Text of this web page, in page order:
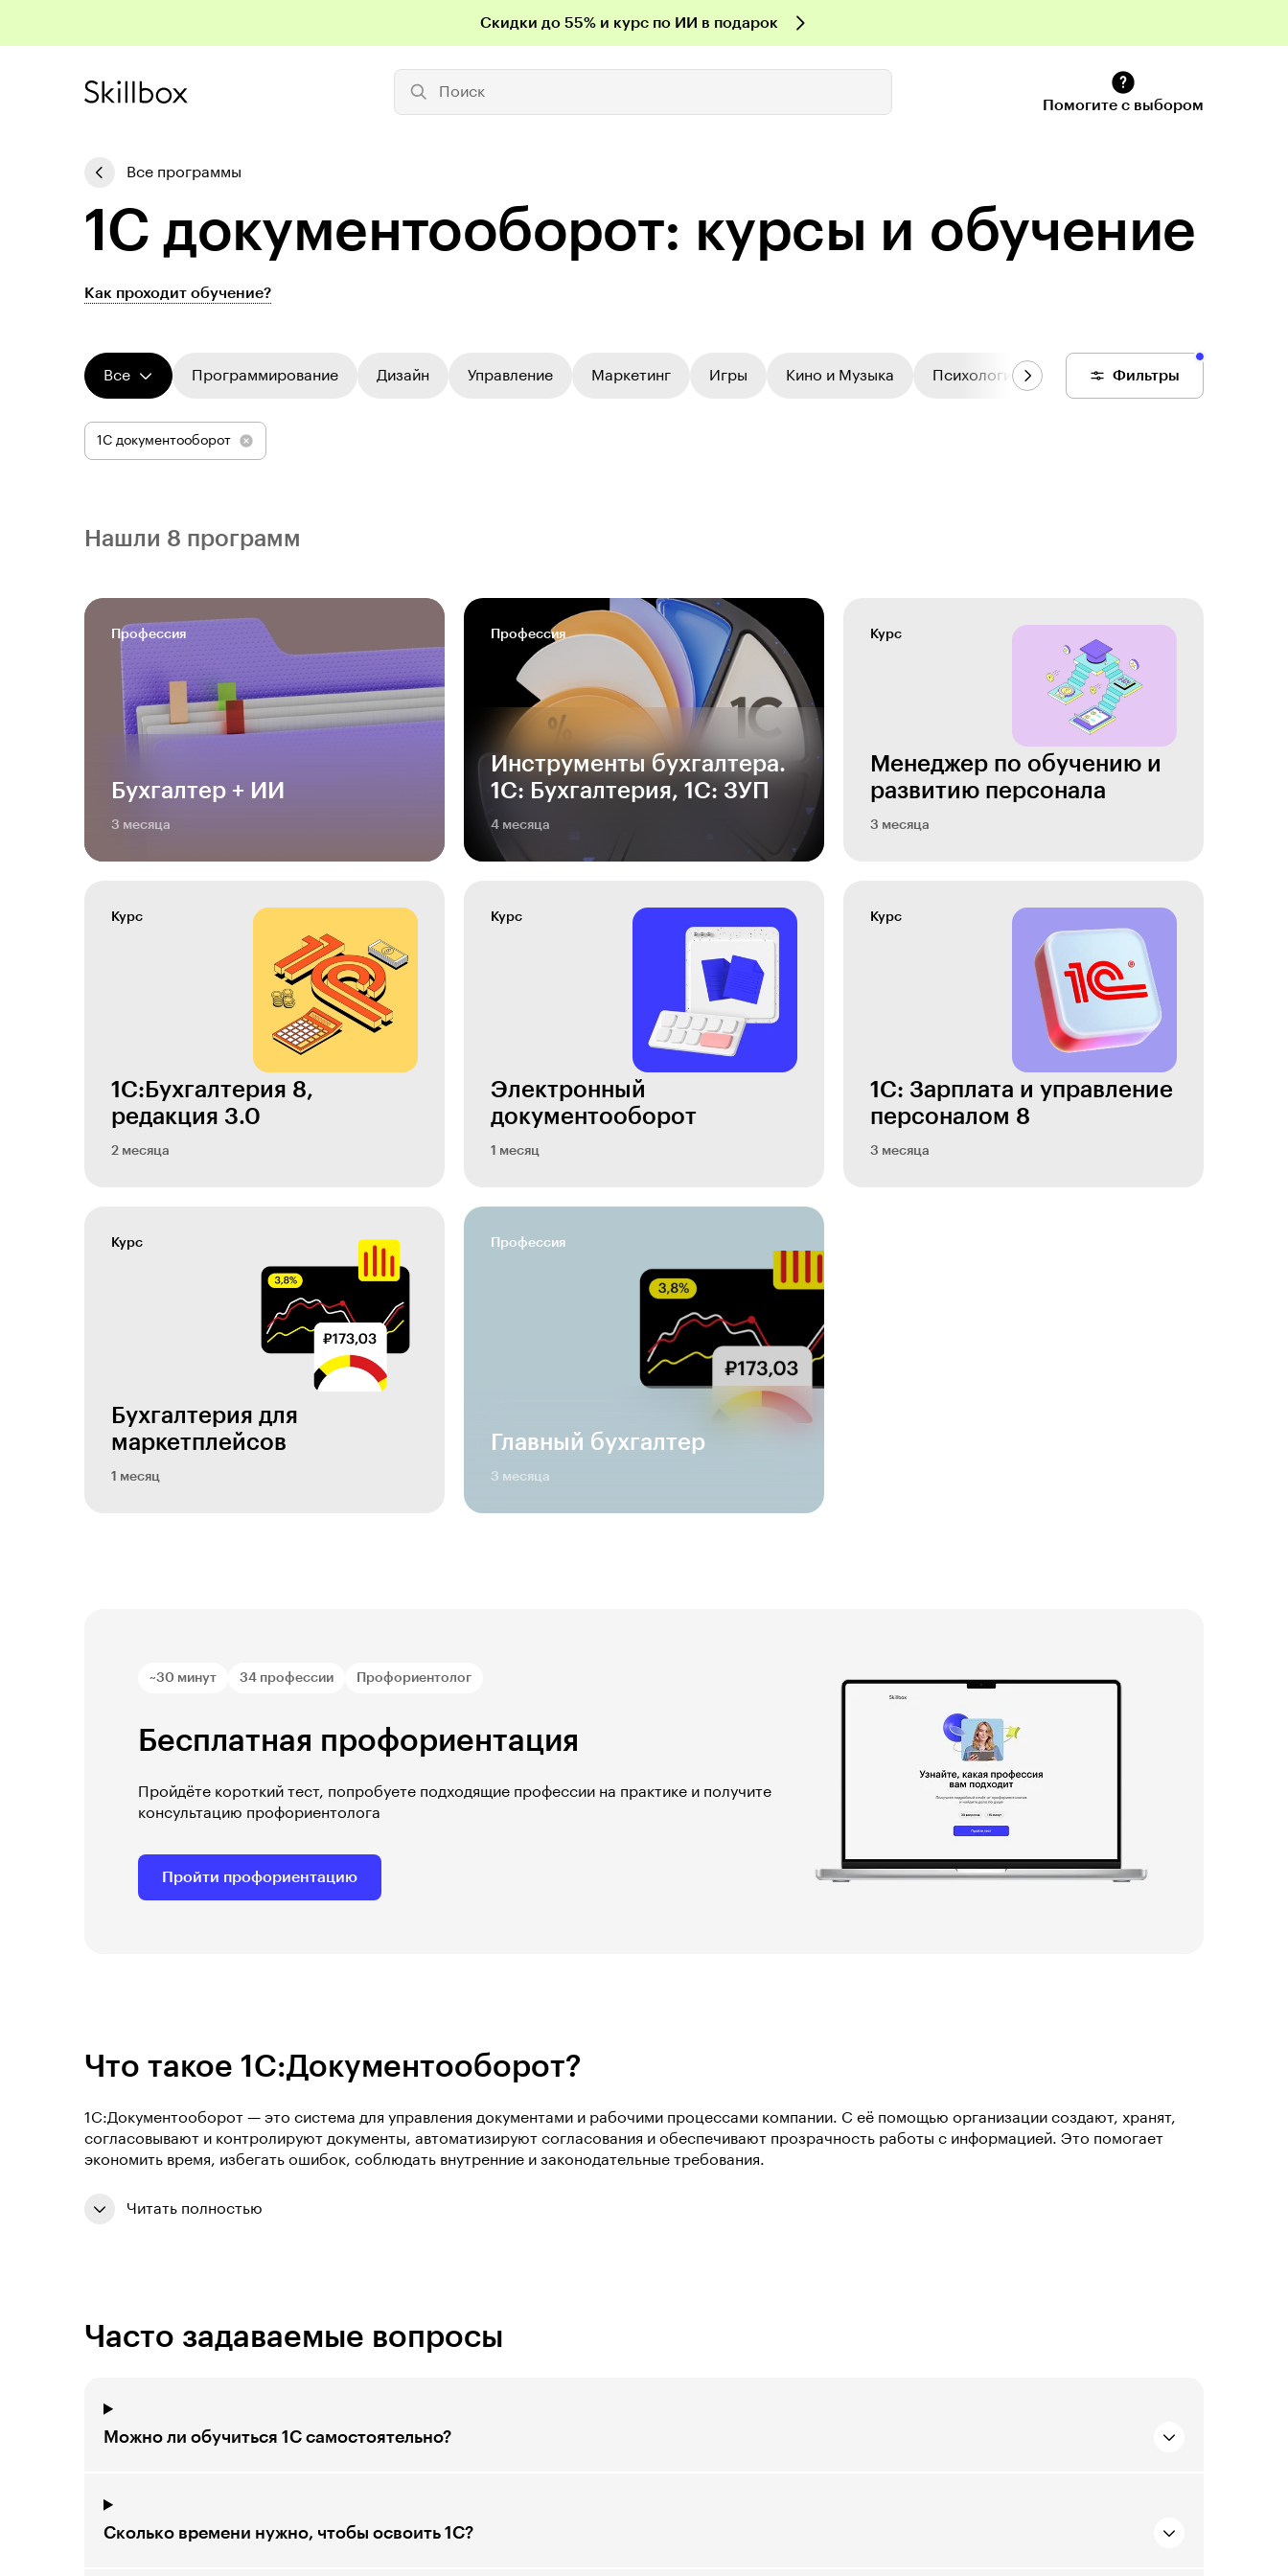
Скидки до 55% и курс по ИИ в подарок
Поиск
Помогите с выбором
Все программы
1С до­ку­мен­то­обо­рот: курсы и обучение
Как проходит обучение?
Фильтры
Все Программирование Дизайн Управление Маркетинг Игры Кино и Музыка Психология Цифровой колледж
1С документооборот
Нашли 8 программ
Профессия
Бухгалтер + ИИ
3 месяца
Профессия
Инструменты бухгалтера.
1С: Бухгалтерия, 1С: ЗУП
4 месяца
Курс
Менеджер по обучению и
развитию персонала
3 месяца
Курс
1С:Бухгалтерия 8,
редакция 3.0
2 месяца
Курс
Электронный
документооборот
1 месяц
Курс
1С: Зарплата и управление
персоналом 8
3 месяца
Курс
Бухгалтерия для
маркетплейсов
1 месяц
Профессия
Главный бухгалтер
3 месяца
~30 минут 34 профессии Профориентолог
Бесплатная профориентация
Пройдёте короткий тест, попробуете подходящие профессии на практике и получите
консультацию профориентолога
Пройти профориентацию
Что такое 1С:Документооборот?
1С:Документооборот — это система для управления документами и рабочими процессами компании. С её помощью организации создают, хранят,
согласовывают и контролируют документы, автоматизируют согласования и обеспечивают прозрачность работы с информацией. Это помогает
экономить время, избегать ошибок, соблюдать внутренние и законодательные требования.
Читать полностью
Часто задаваемые вопросы
Можно ли обучиться 1С самостоятельно?
Сколько времени нужно, чтобы освоить 1С?